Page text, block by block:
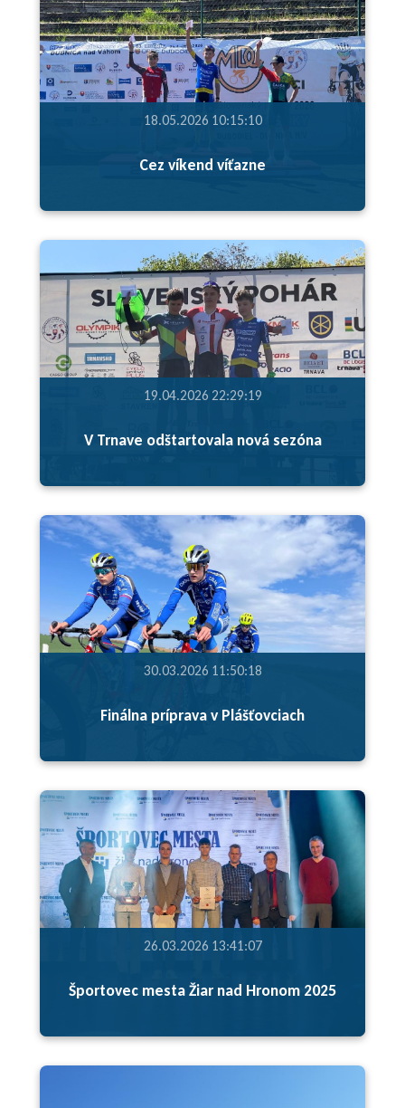
18.05.2026 10:15:10
Cez víkend víťazne
19.04.2026 22:29:19
V Trnave odštartovala nová sezóna
30.03.2026 11:50:18
Finálna príprava v Plášťovciach
26.03.2026 13:41:07
Športovec mesta Žiar nad Hronom 2025